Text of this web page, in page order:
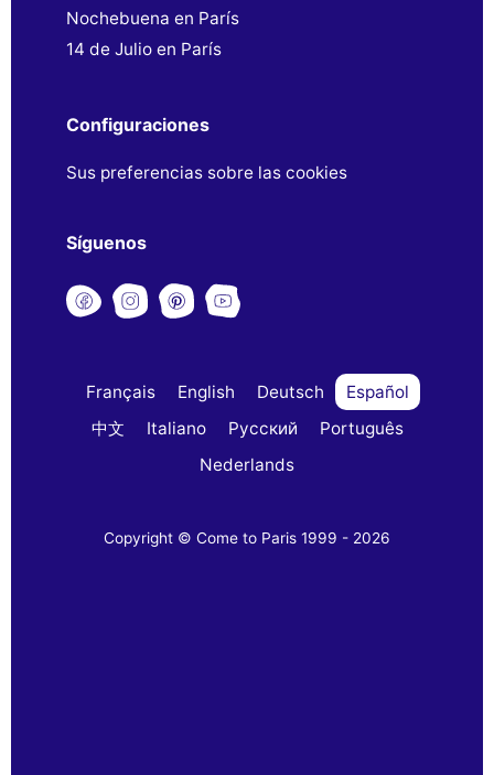
Nochebuena en París
14 de Julio en París
Configuraciones
Sus preferencias sobre las cookies
Síguenos
Français English Deutsch
Español
中文
Italiano Русский
Português
Nederlands
Copyright © Come to Paris 1999 - 2026